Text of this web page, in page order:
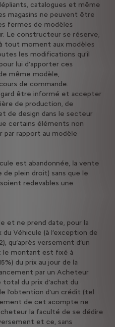
catalogues et même
magasins ne peuvent être
fermes de modèles
Le constructeur se réserve,
tout moment aux modèles
les modifications qu’il
lui d’apporter ces
même modèle,
de commande.
être informé et accepter
de production, de
de design dans le secteur
certains éléments non
rapport au modèle
est abandonnée, la vente
plein droit) sans que le
redevables une
et ne prend date, pour la
Véhicule (à l’exception de
qu’après versement d’un
le montant est fixé à
du prix au jour de la
par un Acheteur
du prix d’achat du
l’obtention d’un crédit (tel
de cet acompte ne
la faculté de se dédire
et ce, sans